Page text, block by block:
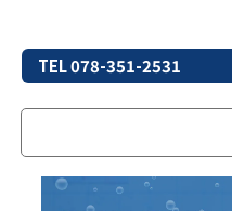
TEL 078-351-2531